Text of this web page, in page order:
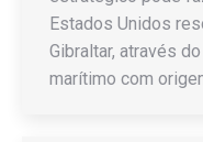
Estados Unidos
Gibraltar, através
marítimo com